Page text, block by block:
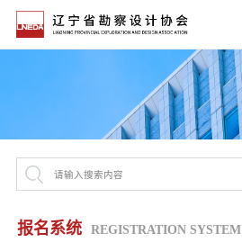
报名系统 REGISTRATION SYSTEM